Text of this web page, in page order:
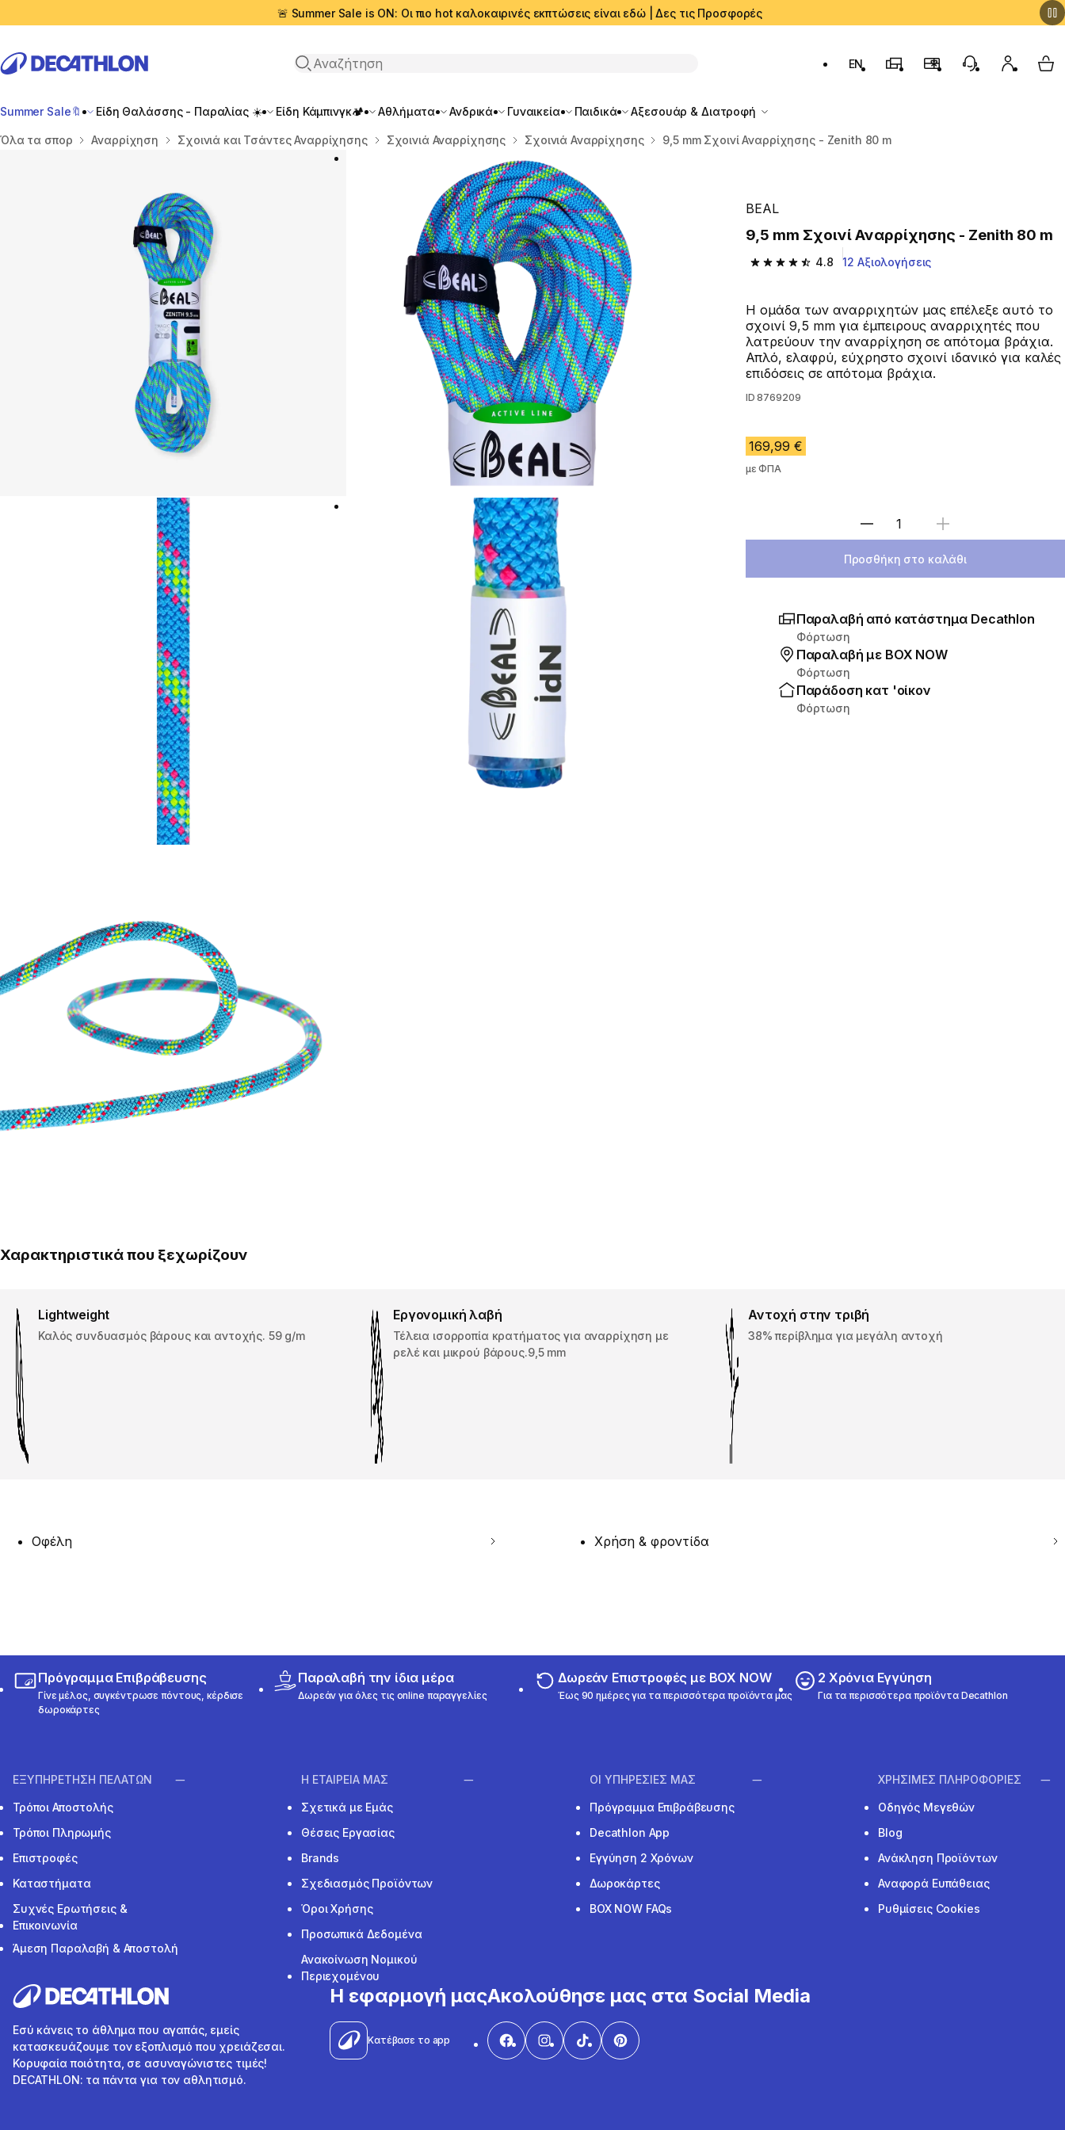
🚨 Summer Sale is ON: Οι πιο hot καλοκαιρινές εκπτώσεις είναι εδώ | Δες τις Προσφορές
Αναζήτηση
Αλλαγή γλώσσας: English (English)
EN
Καταστήματα Decathlon
ΠρόγραμμαΕξυπηρέτηση
Ο My
Summer Sale🔖 Είδη Θαλάσσης - Παραλίας ☀️ Είδη Κάμπινγκ🏕️ Αθλήματα Ανδρικά Γυναικεία Παιδικά Αξεσουάρ & Διατροφή
Αρχική σελίδα
Όλα τα σπορ Αναρρίχηση Σχοινιά και Τσάντες Αναρρίχησης Σχοινιά Αναρρίχησης Σχοινιά Αναρρίχησης 9,5 mm Σχοινί Αναρρίχησης - Zenith 80 m
BEAL
9,5 mm Σχοινί Αναρρίχησης - Zenith 80 m
4.8
4.8 out of 5 stars from 12 reviews
12 Αξιολογήσεις
Η ομάδα των αναρριχητών μας επέλεξε αυτό το
σχοινί 9,5 mm για έμπειρους αναρριχητές που
λατρεύουν την αναρρίχηση σε απότομα βράχια.
Απλό, ελαφρύ, εύχρηστο σχοινί ιδανικό για καλές
επιδόσεις σε απότομα βράχια.
ID 8769209
169,99 €
με ΦΠΑ
Επιλέξτε ποσότητα
Προσθήκη στο καλάθι
Παραλαβή από κατάστημα Decathlon
Φόρτωση
Παραλαβή με ΒΟΧ ΝΟW
Φόρτωση
Παράδοση κατ 'οίκον
Φόρτωση
Χαρακτηριστικά που ξεχωρίζουν
Lightweight
Καλός συνδυασμός βάρους και αντοχής. 59 g/m
Εργονομική λαβή
Τέλεια ισορροπία κρατήματος για αναρρίχηση με
ρελέ και μικρού βάρους.9,5 mm
Αντοχή στην τριβή
38% περίβλημα για μεγάλη αντοχή
Οφέλη Χρήση & φροντίδα
Πρόγραμμα Επιβράβευσης
Γίνε μέλος, συγκέντρωσε πόντους, κέρδισε
δωροκάρτες
Παραλαβή την ίδια μέρα
Δωρεάν για όλες τις online παραγγελίες
Δωρεάν Επιστροφές με BOX NOW
Έως 90 ημέρες για τα περισσότερα προϊόντα μας
2 Χρόνια Εγγύηση
Για τα περισσότερα προϊόντα Decathlon
ΕΞΥΠΗΡΕΤΗΣΗ ΠΕΛΑΤΩΝ
Τρόποι Αποστολής
Τρόποι Πληρωμής
Επιστροφές
Καταστήματα
Συχνές Ερωτήσεις &
Επικοινωνία
Άμεση Παραλαβή & Αποστολή
Η ΕΤΑΙΡΕΙΑ ΜΑΣ
Σχετικά με Εμάς
Θέσεις Εργασίας
Brands
Σχεδιασμός Προϊόντων
Όροι Χρήσης
Προσωπικά Δεδομένα
Ανακοίνωση Νομικού
Περιεχομένου
ΟΙ ΥΠΗΡΕΣΙΕΣ ΜΑΣ
Πρόγραμμα Επιβράβευσης
Decathlon App
Εγγύηση 2 Χρόνων
Δωροκάρτες
BOX NOW FAQs
ΧΡΗΣΙΜΕΣ ΠΛΗΡΟΦΟΡΙΕΣ
Οδηγός Μεγεθών
Blog
Ανάκληση Προϊόντων
Αναφορά Ευπάθειας
Ρυθμίσεις Cookies
Εσύ κάνεις το άθλημα που αγαπάς, εμείς
κατασκευάζουμε τον εξοπλισμό που χρειάζεσαι.
Κορυφαία ποιότητα, σε ασυναγώνιστες τιμές!
DECATHLON: τα πάντα για τον αθλητισμό.
Η εφαρμογή μας
Κατέβασε το app
Ακολούθησε μας στα Social Media